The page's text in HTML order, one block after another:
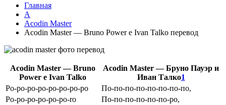
Главная
A
Acodin Master
Acodin Master — Bruno Power e Ivan Talko перевод
Acodin Master — Bruno
Power e Ivan Talko
Acodin Master — Бруно Пауэр и
Иван Талко1
Po-po-po-po-po-po-po-po
По-по-по-по-по-по-по-по,
Po-po-po-po-po-po-ro
По-по-по-по-по-по-ро,